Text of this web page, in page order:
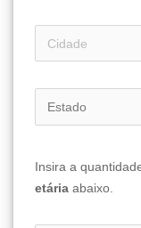
Insira a
etária abaixo.